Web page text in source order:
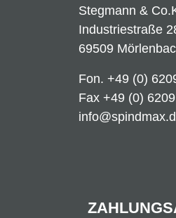
Stegmann &
Industriestraße
69509
Fon. +49 (0)
Fax +49 (0)